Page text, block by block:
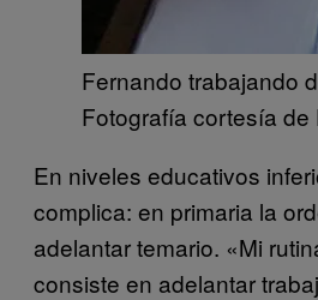
Fernando trabajando
Fotografía cortesía de
En niveles educativos
complica: en primaria la
adelantar temario. «Mi
consiste en adelantar